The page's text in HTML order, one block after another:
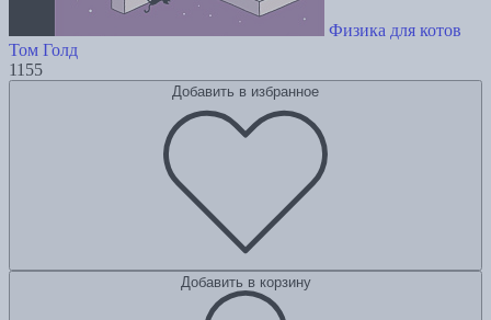
Физика для котов
Том Голд
1155
Добавить в избранное
Добавить в корзину